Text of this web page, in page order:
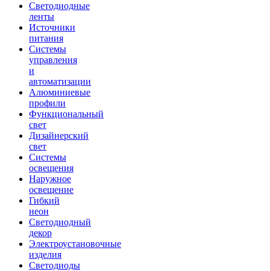
Светодиодные
ленты
Источники
питания
Системы
управления
и
автоматизации
Алюминиевые
профили
Функциональный
свет
Дизайнерский
свет
Системы
освещения
Наружное
освещение
Гибкий
неон
Светодиодный
декор
Электроустановочные
изделия
Светодиоды